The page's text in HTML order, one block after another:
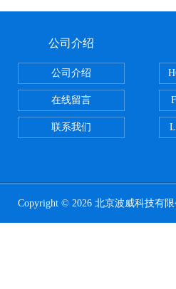
公司介绍
公司介绍
在线留言
联系我们
Copyright © 2026 北京波威科技有